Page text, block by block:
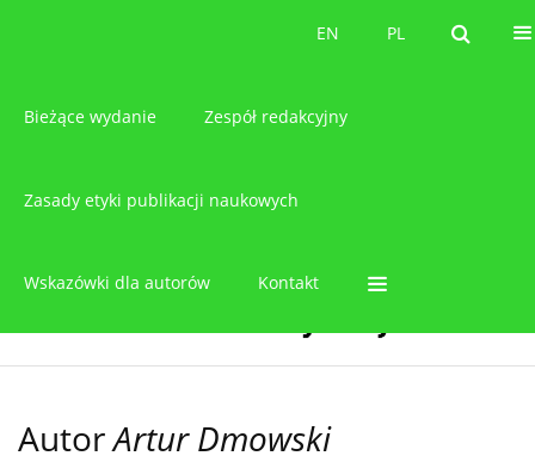
PL
EN PL
EN
Bieżące wydanie Zespół redakcyjny
Zasady etyki publikacji naukowych
Wskazówki dla autorów Kontakt
AutorArtur Dmowski